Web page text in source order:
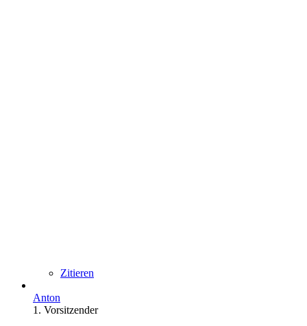
Zitieren
Anton
1. Vorsitzender